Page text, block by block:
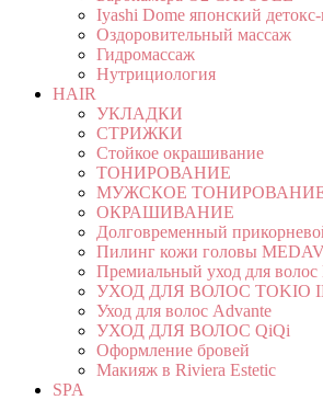
Iyashi Dome японский
Оздоровительный массаж
Гидромассаж
Нутрициология
HAIR
УКЛАДКИ
СТРИЖКИ
Стойкое окрашивание
ТОНИРОВАНИЕ
МУЖСКОЕ
ОКРАШИВАНИЕ
Долговременный
Пилинг кожи головы
Премиальный уход для
УХОД ДЛЯ ВОЛОС TOKIO
Уход для волос Advante
УХОД ДЛЯ ВОЛОС QiQi
Оформление бровей
Макияж в Riviera Estetic
SPA